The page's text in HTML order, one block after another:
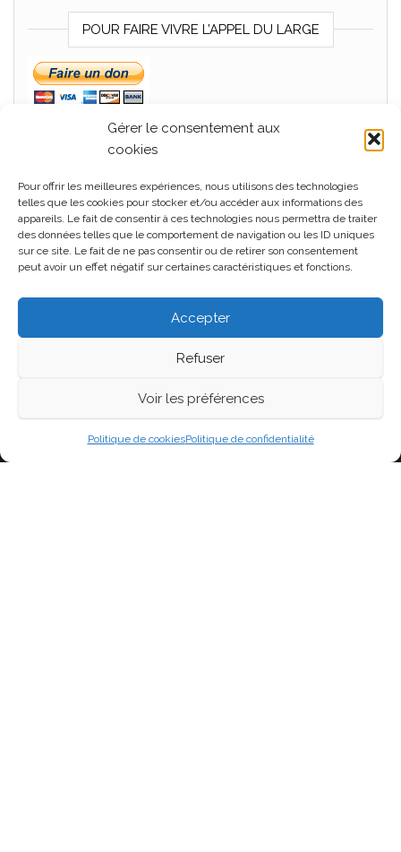
Gérer le consentement aux
cookies
Pour offrir les meilleures expériences, nous utilisons des technologies
telles que les cookies pour stocker et/ou accéder aux informations des
appareils. Le fait de consentir à ces technologies nous permettra de traiter
des données telles que le comportement de navigation ou les ID uniques
sur ce site. Le fait de ne pas consentir ou de retirer son consentement
peut avoir un effet négatif sur certaines caractéristiques et fonctions.
Accepter
Refuser
Voir les préférences
Politique de cookiesPolitique de confidentialité
POUR FAIRE VIVRE L’APPEL DU LARGE
MÉTA
Connexion
Flux des publications
Flux des commentaires
Fièrement propulsé parWordPress
Blog